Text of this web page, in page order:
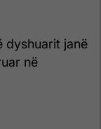
dyshuarit janë
në